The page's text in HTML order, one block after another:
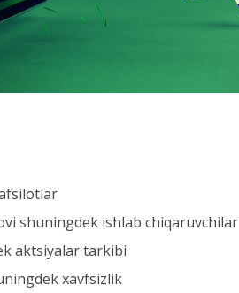
shuningdek ishlab chiqaruvchilar
aktsiyalar tarkibi
xavfsizlik